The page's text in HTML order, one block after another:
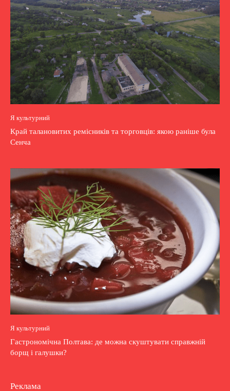
Я культурний
Край талановитих ремісників та торговців: якою раніше була
Сенча
Я культурний
Гастрономічна Полтава: де можна скуштувати справжній
борщ і галушки?
Реклама